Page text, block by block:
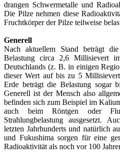
drangen Schwermetalle und
Die Pilze nehmen diese
Fruchtkörper der Pilze teilweise
Generell
Nach aktuellem Stand beträgt
Belastung circa 2,6 Millisievert
Deutschlands (z. B. in einigen
dieser Wert auf bis zu 5
Erde beträgt die Belastung sogar
Generell ist der Mensch also
befinden sich zum Beispiel im
auch beim Röntgen oder
Strahlungbelastung ausgesetzt.
letzten Jahrhunderts und natürlich
und Fukushima sorgen für eine
Radioaktivität als noch vor 100